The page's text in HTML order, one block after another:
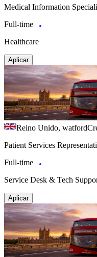
Medical Information
Full-time
Healthcare
Aplicar
Reino Unido, watford
Patient Services
Full-time
Service Desk & Tech
Aplicar